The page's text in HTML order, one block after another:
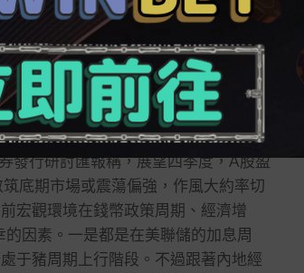
議息會議點陣圖對前程1-2年加息幅
擊通脹預期控制后續仍有待連續觀
體現。 四季度市場或有望重演迴轉
底和2020年3月市場中期底部后的公
的迴轉公價，2020年7月的迴轉公
為四季度公價值得期望。甚至不去除
行研討匯報稱，展望四季度，A股盈
底期市場或震蕩偏強，作風大約率切
觀環境在錢幣政策周期、經濟增
因素。一是都是在美聯儲的加息周
于豬周期上行階段。不過跟著內地經